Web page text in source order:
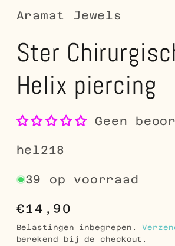
Aramat Jewels
Ster
Helix piercing
Geen
SKU:
hel218
39 op voorraad
Normale
prijs
€14,90
Belastingen inbegrepen.
berekend bij de checkout.